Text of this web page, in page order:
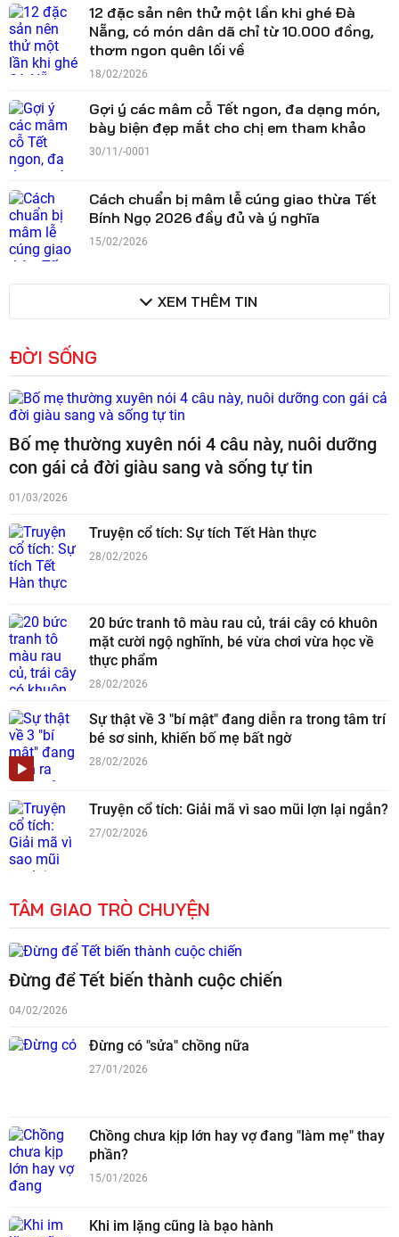
12 đặc sản nên thử một lần khi ghé Đà
Nẵng, có món dân dã chỉ từ 10.000 đồng,
thơm ngon quên lối về
18/02/2026
Gợi ý các mâm cỗ Tết ngon, đa dạng món,
bày biện đẹp mắt cho chị em tham khảo
30/11/-0001
Cách chuẩn bị mâm lễ cúng giao thừa Tết
Bính Ngọ 2026 đầy đủ và ý nghĩa
15/02/2026
XEM THÊM TIN
ĐỜI SỐNG
Bố mẹ thường xuyên nói 4 câu này, nuôi dưỡng
con gái cả đời giàu sang và sống tự tin
01/03/2026
Truyện cổ tích: Sự tích Tết Hàn thực
28/02/2026
20 bức tranh tô màu rau củ, trái cây có khuôn
mặt cười ngộ nghĩnh, bé vừa chơi vừa học về
thực phẩm
28/02/2026
Sự thật về 3 "bí mật" đang diễn ra trong tâm trí
bé sơ sinh, khiến bố mẹ bất ngờ
28/02/2026
Truyện cổ tích: Giải mã vì sao mũi lợn lại ngắn?
27/02/2026
TÂM GIAO TRÒ CHUYỆN
Đừng để Tết biến thành cuộc chiến
04/02/2026
Đừng có "sửa" chồng nữa
27/01/2026
Chồng chưa kịp lớn hay vợ đang "làm mẹ" thay
phần?
15/01/2026
Khi im lặng cũng là bạo hành